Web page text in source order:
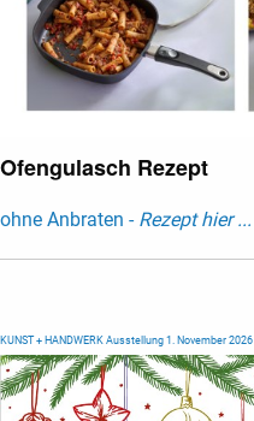
Ofengulasch Rezept
ohne Anbraten - Rezept hier ...
KUNST + HANDWERK Ausstellung 1. November 2026